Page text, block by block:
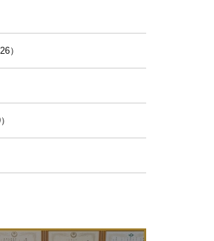
）